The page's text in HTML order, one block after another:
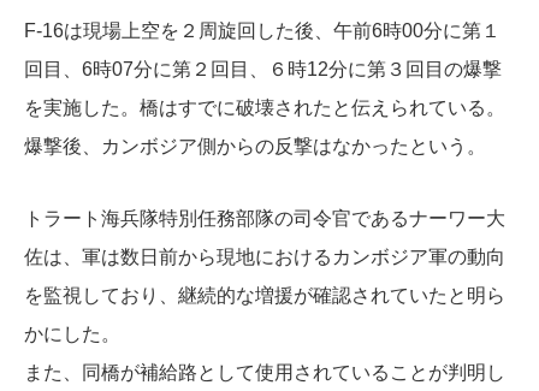
F-16は現場上空を２周旋回した後、午前6時00分に第１
回目、6時07分に第２回目、６時12分に第３回目の爆撃
を実施した。橋はすでに破壊されたと伝えられている。
爆撃後、カンボジア側からの反撃はなかったという。
トラート海兵隊特別任務部隊の司令官であるナーワー大
佐は、軍は数日前から現地におけるカンボジア軍の動向
を監視しており、継続的な増援が確認されていたと明ら
かにした。
また、同橋が補給路として使用されていることが判明し